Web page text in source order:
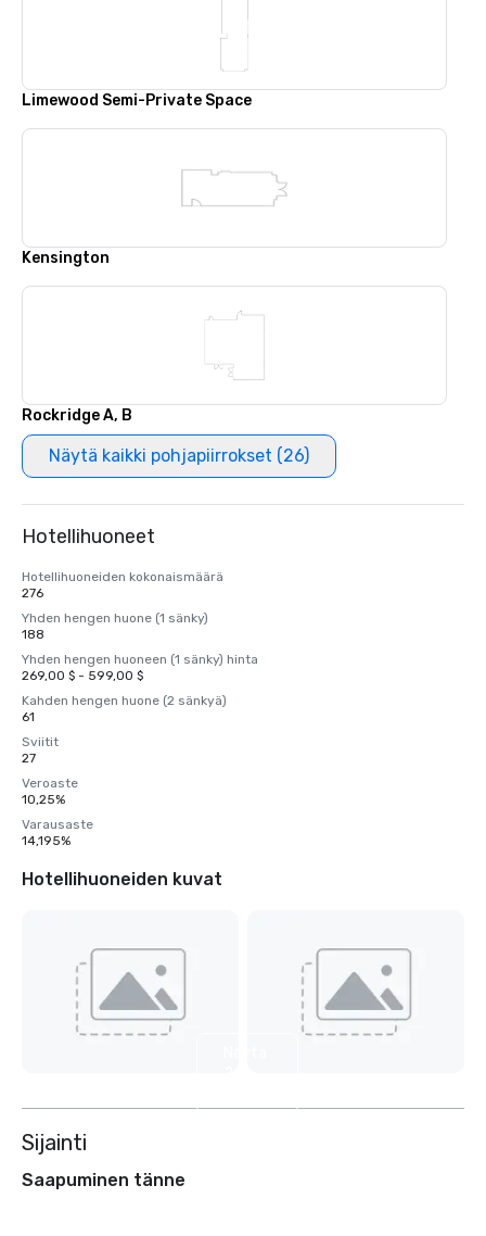
Limewood Semi-Private Space
Kensington
Rockridge A, B
Näytä kaikki pohjapiirrokset (26)
Hotellihuoneet
Hotellihuoneiden kokonaismäärä
276
Yhden hengen huone (1 sänky)
188
Yhden hengen huoneen (1 sänky) hinta
269,00 $ - 599,00 $
Kahden hengen huone (2 sänkyä)
61
Sviitit
27
Veroaste
10,25%
Varausaste
14,195%
Hotellihuoneiden kuvat
Sijainti
Saapuminen tänne